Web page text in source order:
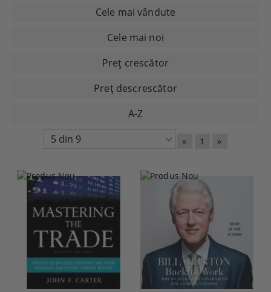
Cele mai vândute
Cele mai noi
Preţ crescător
Preţ descrescător
A-Z
« 1 »